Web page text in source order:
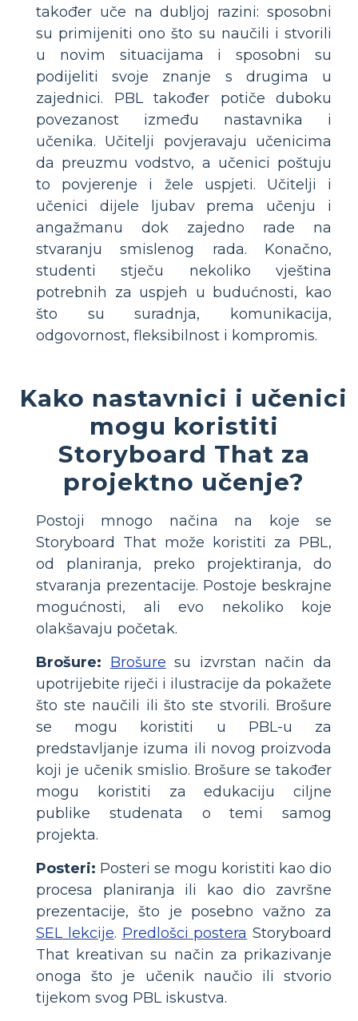
također uče na dubljoj razini: sposobni
su primijeniti ono što su naučili i stvorili
u novim situacijama i sposobni su
podijeliti svoje znanje s drugima u
zajednici. PBL također potiče duboku
povezanost između nastavnika i
učenika. Učitelji povjeravaju učenicima
da preuzmu vodstvo, a učenici poštuju
to povjerenje i žele uspjeti. Učitelji i
učenici dijele ljubav prema učenju i
angažmanu dok zajedno rade na
stvaranju smislenog rada. Konačno,
studenti stječu nekoliko vještina
potrebnih za uspjeh u budućnosti, kao
što su suradnja, komunikacija,
odgovornost, fleksibilnost i kompromis.
Kako nastavnici i učenici
mogu koristiti
Storyboard That za
projektno učenje?
Postoji mnogo načina na koje se
Storyboard That može koristiti za PBL,
od planiranja, preko projektiranja, do
stvaranja prezentacije. Postoje beskrajne
mogućnosti, ali evo nekoliko koje
olakšavaju početak.
Brošure: Brošure su izvrstan način da
upotrijebite riječi i ilustracije da pokažete
što ste naučili ili što ste stvorili. Brošure
se mogu koristiti u PBL-u za
predstavljanje izuma ili novog proizvoda
koji je učenik smislio. Brošure se također
mogu koristiti za edukaciju ciljne
publike studenata o temi samog
projekta.
Posteri: Posteri se mogu koristiti kao dio
procesa planiranja ili kao dio završne
prezentacije, što je posebno važno za
SEL lekcije. Predlošci postera Storyboard
That kreativan su način za prikazivanje
onoga što je učenik naučio ili stvorio
tijekom svog PBL iskustva.